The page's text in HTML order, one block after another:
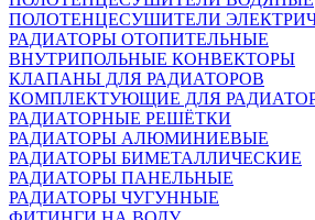
ПОЛОТЕНЦЕСУШИТЕЛИ
РАДИАТОРЫ ОТОПИТЕЛЬНЫЕ
ВНУТРИПОЛЬНЫЕ КОНВЕКТОРЫ
КЛАПАНЫ ДЛЯ РАДИАТОРОВ
КОМПЛЕКТУЮЩИЕ ДЛЯ
РАДИАТОРНЫЕ РЕШЁТКИ
РАДИАТОРЫ АЛЮМИНИЕВЫЕ
РАДИАТОРЫ БИМЕТАЛЛИЧЕСКИЕ
РАДИАТОРЫ ПАНЕЛЬНЫЕ
РАДИАТОРЫ ЧУГУННЫЕ